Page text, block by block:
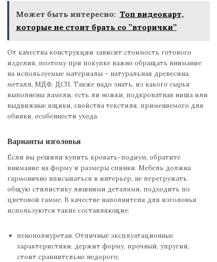
Может быть интересно: Топ видеокарт,
которые не стоит брать со ”вторички”
От качества конструкции зависит стоимость готового
изделия, поэтому при покупке важно обращать внимание
на используемые материалы – натуральная древесина,
металл, МДФ, ДСП. Также надо знать, из какого сырья
выполнены ламели, есть ли ножки, подкроватная ниша или
выдвижные ящики, свойства текстиля, применяемого для
обивки, особенности ухода.
Варианты изголовья
Если вы решили купить кровать-подиум, обратите
внимание на форму и размеры спинки. Мебель должна
гармонично вписываться в интерьер, не перегружать
общую стилистику лишними деталями, подходить по
цветовой гамме. В качестве наполнителя для изголовья
используются такие составляющие:
пенополиуретан. Отличные эксплуатационные
характеристики, держит форму, прочный, упругий,
стоит сравнительно недорого;